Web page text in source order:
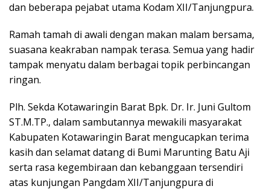
dan beberapa pejabat utama Kodam XII/Tanjungpura.
Ramah tamah di awali dengan makan malam bersama,
suasana keakraban nampak terasa. Semua yang hadir
tampak menyatu dalam berbagai topik perbincangan
ringan.
Plh. Sekda Kotawaringin Barat Bpk. Dr. Ir. Juni Gultom
ST.M.TP., dalam sambutannya mewakili masyarakat
Kabupaten Kotawaringin Barat mengucapkan terima
kasih dan selamat datang di Bumi Marunting Batu Aji
serta rasa kegembiraan dan kebanggaan tersendiri
atas kunjungan Pangdam XII/Tanjungpura di